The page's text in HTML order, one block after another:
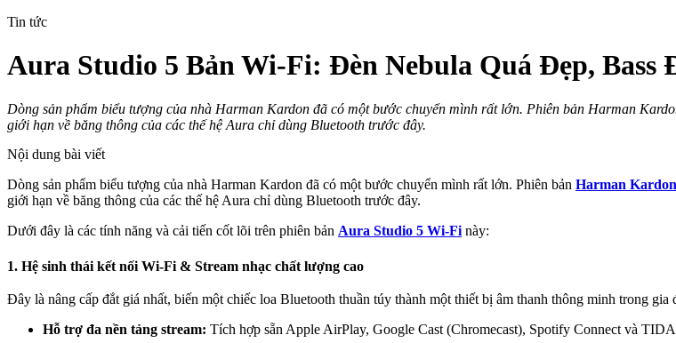
Tin tức
Aura Studio 5 Bản Wi-Fi: Đèn Nebula Quá Đẹp, Bass
Dòng sản phẩm biểu tượng của nhà Harman Kardon đã có một bước chuyển mình rất lớn. Phiên bản Harman
giới hạn về băng thông của các thế hệ Aura chỉ dùng Bluetooth trước đây.
Nội dung bài viết
Dòng sản phẩm biểu tượng của nhà Harman Kardon đã có một bước chuyển mình rất lớn. Phiên bản Harman
giới hạn về băng thông của các thế hệ Aura chỉ dùng Bluetooth trước đây.
Dưới đây là các tính năng và cải tiến cốt lõi trên phiên bản Aura Studio 5 Wi-Fi này:
1. Hệ sinh thái kết nối Wi-Fi & Stream nhạc chất lượng cao
Đây là nâng cấp đắt giá nhất, biến một chiếc loa Bluetooth thuần túy thành một thiết bị âm thanh thông minh trong gia
Hỗ trợ đa nền tảng stream: Tích hợp sẵn Apple AirPlay, Google Cast (Chromecast), Spotify Connect và